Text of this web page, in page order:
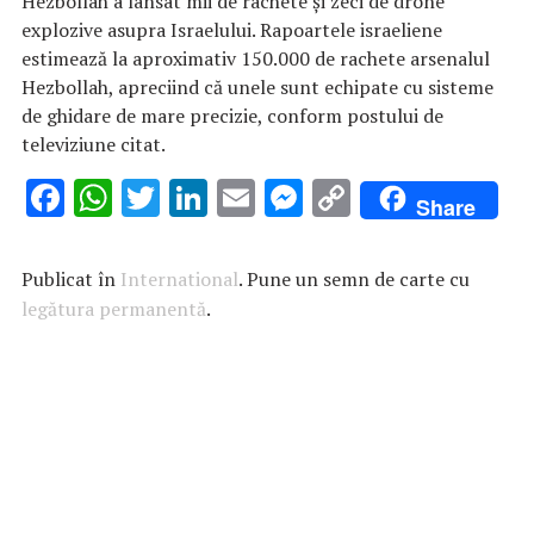
explozive asupra Israelului. Rapoartele israeliene
estimează la aproximativ 150.000 de rachete arsenalul
Hezbollah, apreciind că unele sunt echipate cu sisteme
de ghidare de mare precizie, conform postului de
televiziune citat.
F
e
b
W
at
s
T
it
te
Li
k
e
E
ai
M
se
C
o
p
Share
Publicat în International. Pune un semn de carte cu
legătura permanentă.